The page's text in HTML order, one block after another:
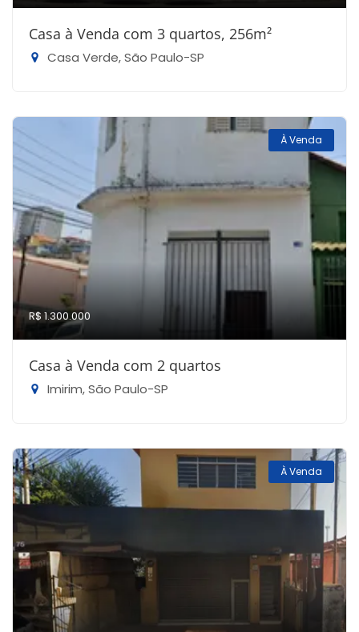
Casa à Venda com 3 quartos, 256m²
Casa Verde, São Paulo-SP
À Venda
R$ 1.300.000
Casa à Venda com 2 quartos
Imirim, São Paulo-SP
À Venda